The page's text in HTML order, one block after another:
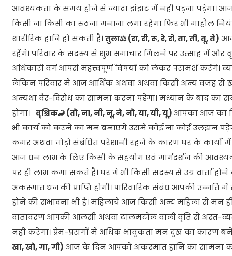
आवश्यकता के समय होने से ज्यादा झंझट में नही पड़ना पड़ेगा।
किसी ना किसी का रूठना मनाना लगा रहेगा फिर भी माहौल
शारीरिक हानि हो सकती है।तुला⚖️ (रा, री, रू, रे, रो, ता, ती, तू, ते)
रहेंगे। परिवार के सदस्य से शुभ समाचार मिलने पर उत्साह में और
अधिकारी वर्ग आपसे महत्त्वपूर्ण विषयों को लेकर परामर्श करेंगे।
लेकिन परिवार में आज आर्थिक अथवा अथवा किसी अन्य वजह से
अन्यथा वैर-विरोध का सामना करना पड़ेगा। मध्यान के बाद का
होगा। वृश्चिक🦂 (तो, ना, नी, नू, ने, नो, या, यी, यू) आपका आज का
भी कार्य को करने का मन बनाएंगे उसमे कोई ना कोई उलझन
कमर अथवा जोड़ो संबंधित परेशानी रहने के कारण घर के कार्यो में
आज धन लाभ के लिए किसी के सहयोग एवं मार्गदर्शन की
पर ही लाभ कमा सकते है। घर मे भी किसी सदस्य से उग्र वार्ता होने
अकस्मात धन की प्राप्ति होगी। पारिवारिक संबंध आपकी
होने की संभावना भी है। महिलाये आज किसी अन्य महिला से मन
वातावरण आपकी आलसी अथवा टालमटोल वाली वृति से अस्त-
नही करेगा। प्रेम-प्रसंगों में अधिक भावुकता मन दुख का कारण
खा, खो, गा, गी) आज के दिन आपको अकस्मात हानि का सामना